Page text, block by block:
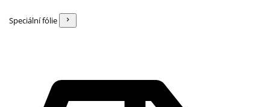
Speciální fólie